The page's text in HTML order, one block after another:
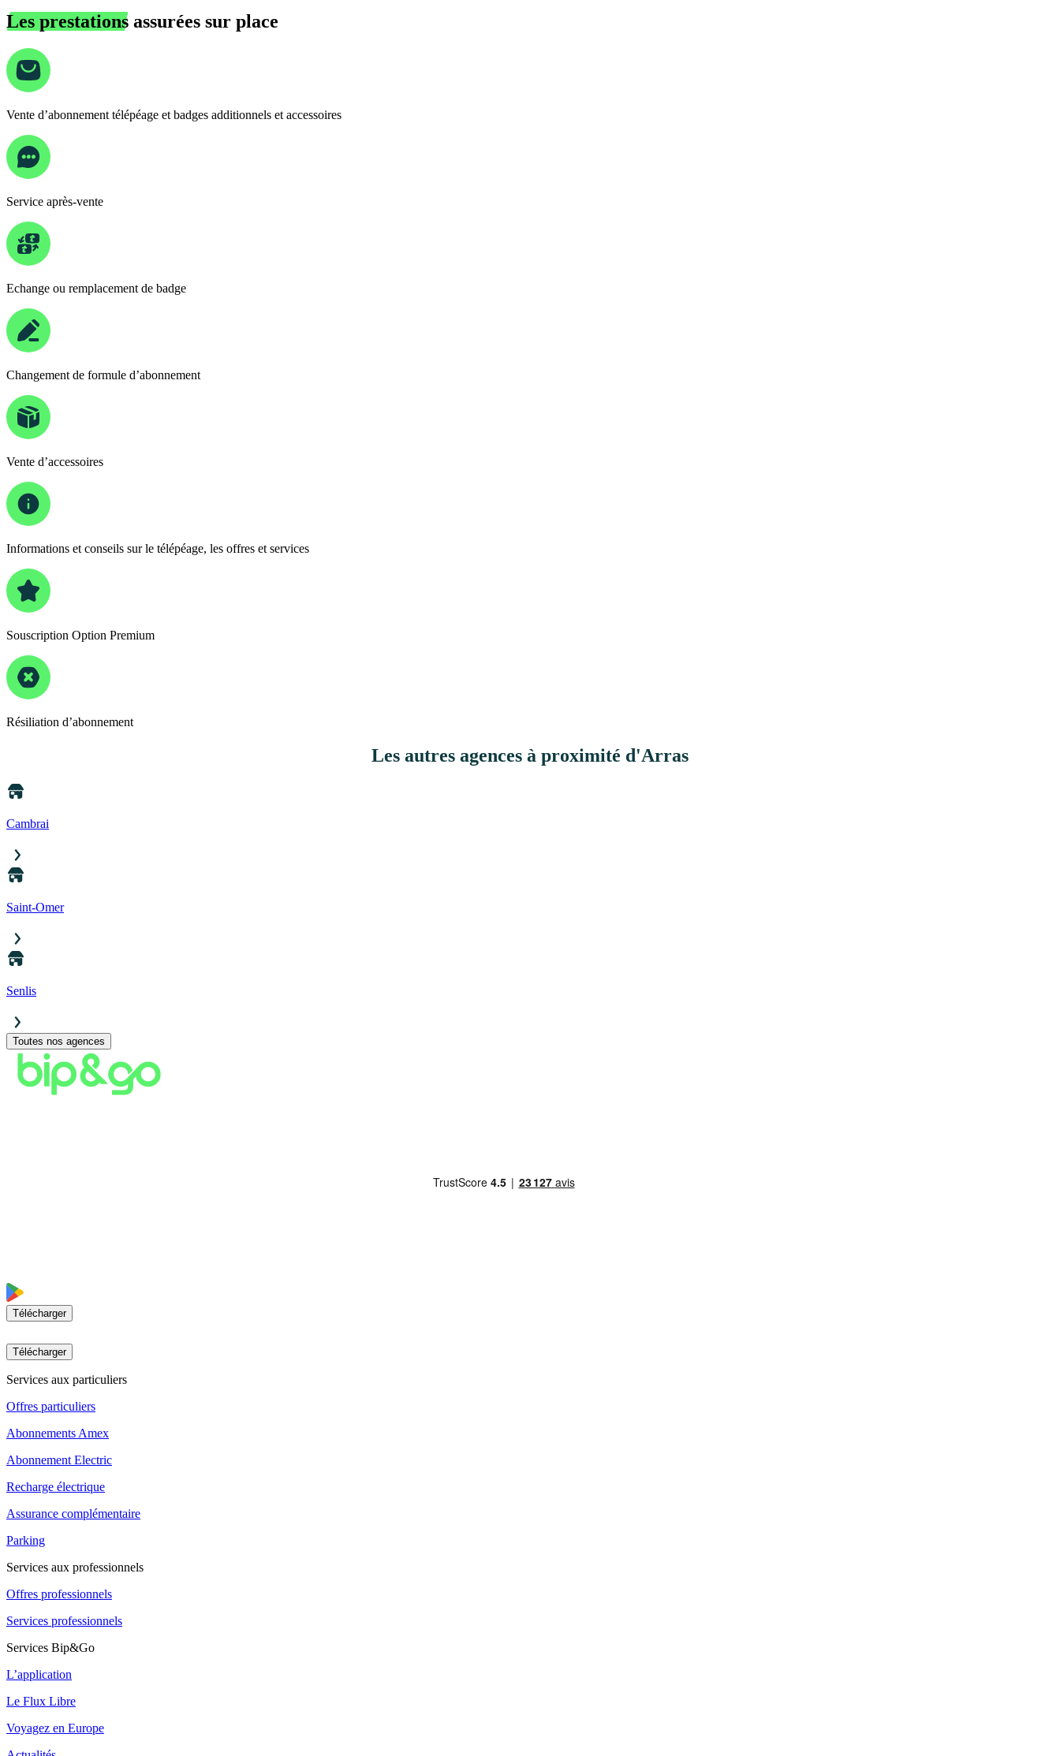
Les prestations assurées sur place
Vente d’abonnement télépéage et badges additionnels et accessoires
Service après-vente
Echange ou remplacement de badge
Changement de formule d’abonnement
Vente d’accessoires
Informations et conseils sur le télépéage, les offres et services
Souscription Option Premium
Résiliation d’abonnement
Les autres agences à proximité d'Arras
Cambrai
Saint-Omer
Senlis
Toutes nos agences
Télécharger
Télécharger
Services aux particuliers
Offres particuliers
Abonnements Amex
Abonnement Electric
Recharge électrique
Assurance complémentaire
Parking
Services aux professionnels
Offres professionnels
Services professionnels
Services Bip&Go
L’application
Le Flux Libre
Voyagez en Europe